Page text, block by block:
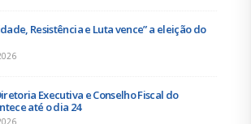
participam de reunião do Comitê de
do ConCidades
da Iguá Sergipe rejeitam contraproposta da